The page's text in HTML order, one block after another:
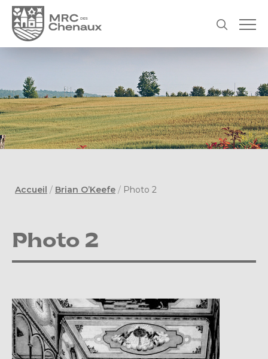
Accueil / Brian O’Keefe / Photo 2
Photo 2